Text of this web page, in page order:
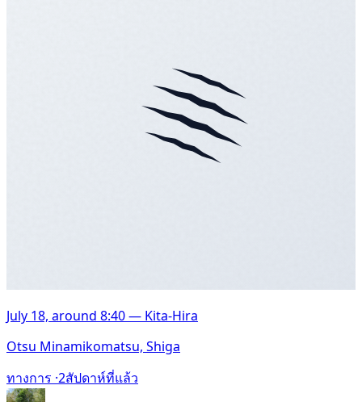
July 18, around 8:40 — Kita-Hira
Otsu Minamikomatsu, Shiga
ทางการ ·2สัปดาห์ที่แล้ว